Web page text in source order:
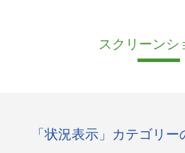
スクリーンシ
「状況表示」カテゴリ